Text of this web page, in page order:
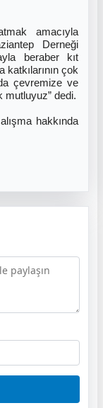
amacıyla
Derneği
beraber kıt
çok
çevremize ve
mutluyuz” dedi.
hakkında